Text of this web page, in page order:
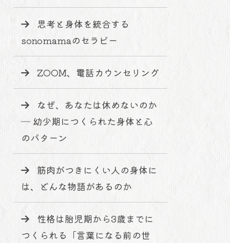
思考と身体を統合する
sonomamaのセラピー
ZOOM、電話カウンセリング
なぜ、あなたは休めないのか
― 幼少期につくられた身体と心
のパターン
筋肉がつきにくい人の身体に
は、どんな物語があるのか
性格は胎児期から3歳までに
つくられる「言葉になる前の世